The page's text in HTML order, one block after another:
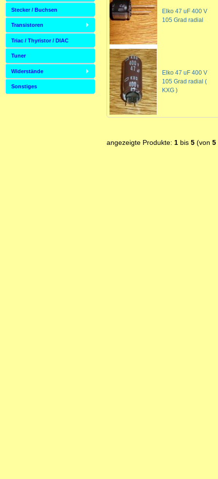
Elko 47 uF 400 V
105 Grad radial
Elko 47 uF 400 V
105 Grad radial (
KXG )
angezeigte Produkte: 1bis 5(von 5
Stecker / Buchsen
Transistoren
Triac / Thyristor / DIAC
Tuner
Widerstände
Sonstiges